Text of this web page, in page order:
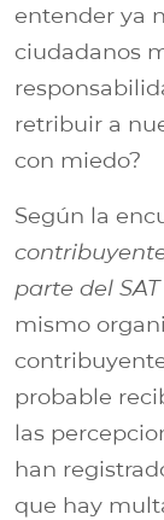
entender ya
ciudadanos
retribuir a
con miedo?
Según la
parte del SAT
mismo
probable
las
han
que hay